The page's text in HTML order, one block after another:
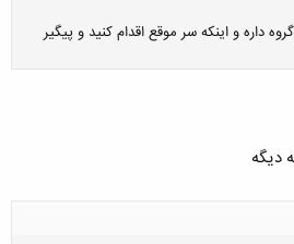
داره و اینکه سر موقع اقدام کنید و پیگیر
کنید تا باز شود...
دیگه